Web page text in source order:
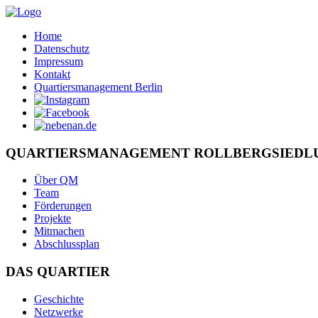
Home
Datenschutz
Impressum
Kontakt
Quartiersmanagement Berlin
QUARTIERSMANAGEMENT
Über QM
Team
Förderungen
Projekte
Mitmachen
Abschlussplan
DAS QUARTIER
Geschichte
Netzwerke